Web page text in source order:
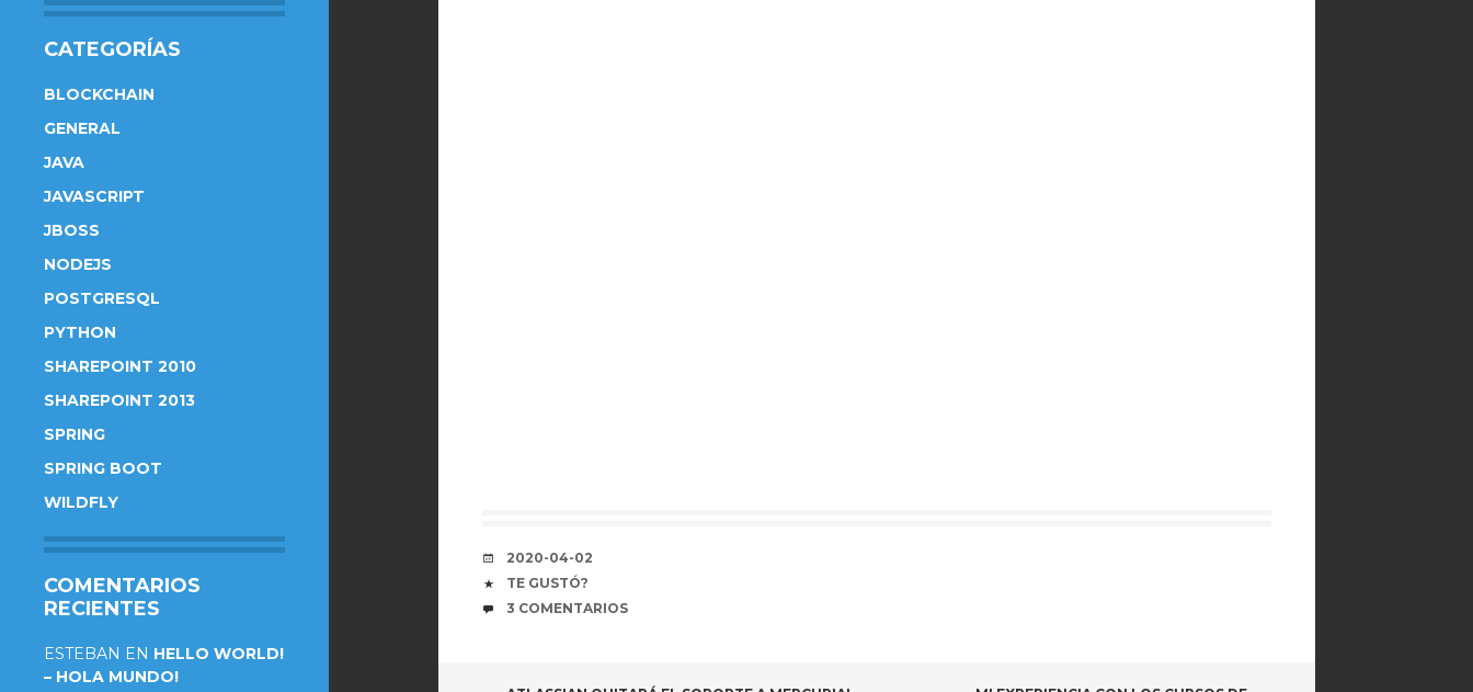
CATEGORÍAS
BLOCKCHAIN
GENERAL
JAVA
JAVASCRIPT
JBOSS
NODEJS
POSTGRESQL
PYTHON
SHAREPOINT 2010
SHAREPOINT 2013
SPRING
SPRING BOOT
WILDFLY
COMENTARIOS
RECIENTES
ESTEBAN EN HELLO WORLD!
– HOLA MUNDO!
FECHA
2020-04-02
COFFEE
TE GUSTÓ?
COMENTARIOS
3 COMENTARIOS